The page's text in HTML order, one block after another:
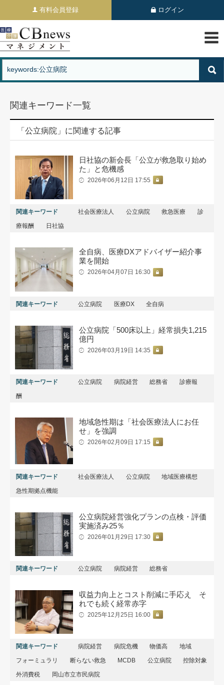
有料会員登録 ログイン
関連キーワード一覧
「公立病院」に関連する記事
日社協の新会長「公立が救急取り始め
た」と危機感
2026年06月12日 17:55
関連キーワード 社会医療法人 公立病院 救急医療
診
療報酬
日社協
全自病、医療DXアドバイザー紹介事
業を開始
2026年04月07日 16:30
関連キーワード 公立病院 医療DX 全自病
公立病院「500床以上」経常損失1,215
億円
2026年03月19日 14:35
関連キーワード 公立病院 病院経営 総務省
診療報
酬
地域急性期は「社会医療法人にお任
せ」を強調
2026年02月09日 17:15
関連キーワード 社会医療法人 公立病院
地域医療構想
急性期拠点機能
公立病院経営強化プランの点検・評価
実施済み25％
2026年01月29日 17:30
関連キーワード 公立病院 病院経営 総務省
収益力向上とコスト削減に手応え そ
れでも続く経常赤字
2025年12月25日 16:00
関連キーワード 病院経営 病院危機 物価高
地域
フォーミュラリ
断らない救急 MCDB 公立病院
控除対象
外消費税
岡山市立市民病院